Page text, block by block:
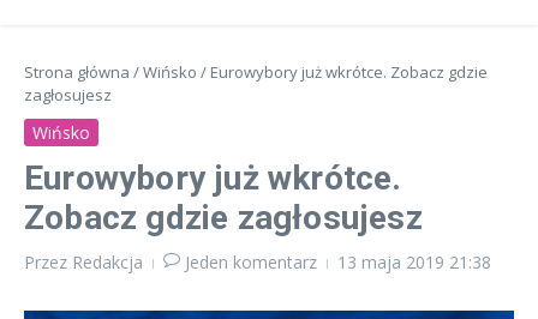
Strona główna /Wińsko / Eurowybory już wkrótce. Zobacz gdzie
zagłosujesz
Wińsko
Eurowybory już wkrótce.
Zobacz gdzie zagłosujesz
Przez Redakcja Jeden komentarz 13 maja 2019 21:38